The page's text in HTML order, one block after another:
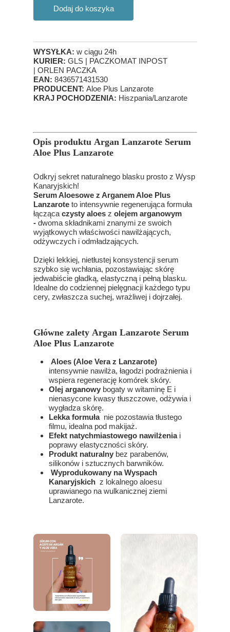
Opis produktu Argan Lanzarote Serum
Aloe Plus Lanzarote
Odkryj sekret naturalnego blasku prosto z Wysp
Kanaryjskich!
Serum Aloesowe z Arganem Aloe Plus
Lanzarote to intensywnie regenerująca formuła
łącząca czysty aloes z olejem arganowym
- dwoma składnikami znanymi ze swoich
wyjątkowych właściwości nawilżających,
odżywczych i odmładzających.
Dzięki lekkiej, nietłustej konsystencji serum
szybko się wchłania, pozostawiając skórę
jedwabiście gładką, elastyczną i pełną blasku.
Idealne do codziennej pielęgnacji każdego typu
cery, zwłaszcza suchej, wrażliwej i dojrzałej.
Główne zalety Argan Lanzarote Serum
Aloe Plus Lanzarote
Aloes (Aloe Vera z Lanzarote)
intensywnie nawilża, łagodzi podrażnienia i
wspiera regenerację komórek skóry.
Olej arganowy bogaty w witaminę E i
nienasycone kwasy tłuszczowe, odżywia i
wygładza skórę.
Lekka formułanie pozostawia tłustego
filmu, idealna pod makijaż.
Efekt natychmiastowego nawilżeniai
poprawy elastyczności skóry.
Produkt naturalny bez parabenów,
silikonów i sztucznych barwników.
Wyprodukowany na Wyspach
Kanaryjskich z lokalnego aloesu
uprawianego na wulkanicznej ziemi
Lanzarote.
WYSYŁKA: w ciągu 24h
KURIER: GLS | PACZKOMAT INPOST
| ORLEN PACZKA
EAN: 8436571431530
PRODUCENT: Aloe Plus Lanzarote
KRAJ POCHODZENIA: Hiszpania/Lanzarote
Dodaj do koszyka